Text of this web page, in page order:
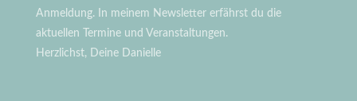
Anmeldung. In meinem Newsletter erfährst du die
aktuellen Termine und Veranstaltungen.
Herzlichst, Deine Danielle